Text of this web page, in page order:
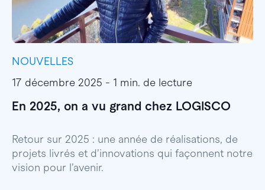
NOUVELLES
17 décembre 2025 - 1 min. de lecture
En 2025, on a vu grand chez LOGISCO
Retour sur 2025 : une année de réalisations, de
projets livrés et d’innovations qui façonnent notre
vision pour l’avenir.